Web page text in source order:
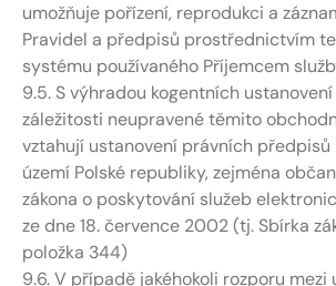
umožňuje pořízení, reprodukci a
Pravidel a předpisů prostřednictvím
systému používaného Příjemcem
9.5. S výhradou kogentních ustanovení
záležitosti neupravené těmito
vztahují ustanovení právních předpisů
území Polské republiky, zejména
zákona o poskytování služeb
ze dne 18. července 2002 (tj. Sbírka
položka 344)
9.6. V případě jakéhokoli rozporu mezi